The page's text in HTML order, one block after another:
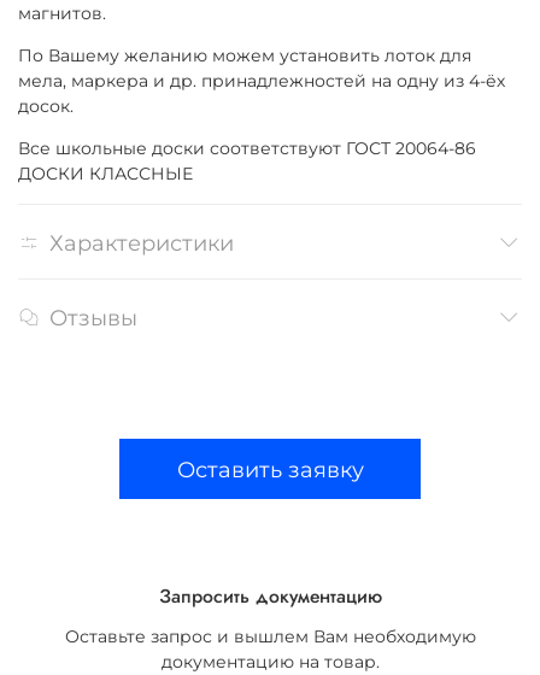
магнитов.
По Вашему желанию можем установить лоток для
мела, маркера и др. принадлежностей на одну из 4-ёх
досок.
Все школьные доски соответствуют ГОСТ 20064-86
ДОСКИ КЛАССНЫЕ
Характеристики
Отзывы
Оставить заявку
Запросить документацию
Оставьте запрос и вышлем Вам необходимую
документацию на товар.